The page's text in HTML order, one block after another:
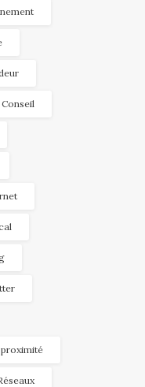
Conseil
proximité